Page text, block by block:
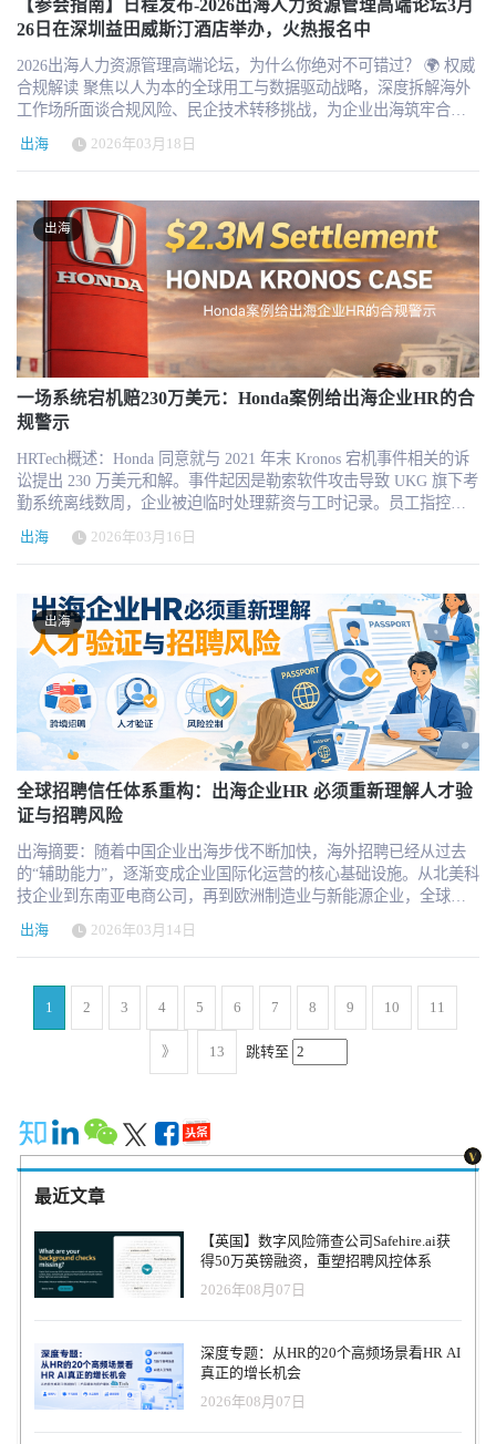
图，持续举办高品质的专业前沿论坛，表彰认可业内先进。 【出
海】2026出海人力资源管理高端论坛将于7月17日上海举办！企业扬
帆海外，HR保驾护航！ 企业HR免费抢票链接：
http://hrnext.cn/dTDfW 也欢迎更多出海HR机构合作联系！
结束，在场参会人员纷纷表示，本次论坛不仅收获了前沿的出海 HR
管理知识，更结识了志同道合的行业伙伴，为企业后续全球化布局
提供了重要支撑。 至此，由HRTech主办的「2026出海人力资源管理
高端论坛」深圳站圆满收官。印证了出海人力资源管理在企业全球
化进程中的核心价值。从合规风控到跨文化管理，从战略规划到落
地实践，出海 HR 正从 “事务性支持” 向 “战略引领” 加速转型，成为
中国企业扬帆海外的关键护航力量。 再次感谢我们的分享嘉宾、合
基础设施层。LinkedIn 与 Indeed 是其中最具代表性的两家。
LinkedIn 作为全球最大的职业社交网络，已经成为中高端人才招聘
准搜索候选人，同时通过公司主页与内容传播建立雇主品牌。Indeed
则更像是一个全球招聘搜索引擎，它整合了大量招聘网站的信息资
源，并通过职位聚合与关键词匹配形成巨大的流量入口。对于许多
企业来说，LinkedIn 与 Indeed 构成了海外招聘的基础平台组合。 然
透率和用户活跃度。例如在北美市场，除了 LinkedIn 和 Indeed 之
外，ZipRecruiter、Handshake 与 Snagajob 也占据重要位置。
ZipRecruiter 是美国中小企业常用的招聘平台之一，而 Handshake 则
是北美校园招聘的重要渠道，与超过 1500 所大学建立合作关系。
Snagajob 则专注于小时工和服务业岗位，在餐饮、零售和物流行业
中具有较高的使用率。 欧洲招聘市场则呈现出明显的区域平台结
构。StepStone 是欧洲最大的招聘平台之一，覆盖德国、英国、比利
时等多个国家，并支持多语言招聘。Totaljobs 是英国重要的招聘门
户之一，在本地企业招聘中拥有较高使用率。Reed 也是英国非常重
要的招聘平台之一，它不仅提供职位发布和简历搜索服务，还整合
职业培训课程，形成“招聘 + 职业发展”的平台模式。与此同时，
Xing 在德国、奥地利和瑞士等德语区市场依然具有重要影响力。许
多德国企业在招聘时会同时使用 LinkedIn 与 Xing，以同时覆盖国际
人才和本土人才。 在亚洲招聘市场，区域平台的作用更加明显。东
南亚招聘平台中，JobStreet 与 JobsDB 是最具代表性的两家平台，这
两个平台目前隶属于 SEEK 集团，并在新加坡、马来西亚、菲律宾
台，主要面向蓝领和服务业岗位。VietnamWorks 则是越南本地招聘
市场的重要平台之一。与此同时，Naukri 在印度招聘市场几乎占据
主导地位，是技术岗位和工程师招聘的重要渠道。 中东地区的招聘
平台结构同样具有明显的区域特色。Bayt 是中东和北非地区规模最
大的招聘平台之一，覆盖多个阿拉伯国家。GulfTalent 则更加专注于
中高端岗位和管理岗位招聘，在海湾国家企业招聘中使用率较高。
NaukriGulf 主要连接印度人才与海湾国家企业，是跨区域人才流动
的重要渠道。Laimoon 与 Akhtaboot 也是中东地区较有影响力的招聘
平台，许多企业在招聘本地人才时会同时使用这些平台。 非洲招聘
市场则呈现出明显的区域分散结构。Jobberman 是西非最具影响力的
招聘平台之一，尤其在尼日利亚招聘市场占据重要地位。
BrighterMonday 则是东非地区的重要招聘网站，在肯尼亚和坦桑尼
亚拥有较高使用率。MyJobMag 同样是西非招聘市场的重要平台，主
要服务尼日利亚和加纳等国家。南非市场则主要由 Pnet 与
有较高渗透率。 从全球招聘平台结构可以看出，海外招聘并不存在
所谓的“万能平台”。真正有效的招聘策略，往往不是依赖单一平台，
JobStreet 和 JobsDB 往往是基础渠道，而 LinkedIn 则用于中高端岗
岗位需求。在中东地区，Bayt 与 LinkedIn 的组合往往能够取得更好
的招聘效果。 正因为全球招聘平台生态极为复杂，系统化的信息整
梳理。通过结构化的信息地图，企业可以更清晰地理解全球招聘市
场格局，从而在进入新市场时快速选择合适的平台组合。 对于出海
企业而言，真正需要建立的并不是某一个招聘渠道，而是一套全球
招聘能力。企业需要理解不同地区的人才分布结构、平台使用习惯
只有在理解全球招聘平台生态的基础上，企业才能在陌生市场中更
高效地获取人才，为业务扩张建立稳固的人才基础。 海外主流招聘
平台（Global Recruiting Platforms） 全球平台（Global Platforms）
全球最大的职位搜索引擎之一，覆盖超过60个国家，是很多企业发
布职位的基础渠道。 北美（North America） Wellfound（原
AngelList Talent）https://wellfound.com 主要面向科技公司与创业企
【参会指南】日程发布-2026出海人力资源管理高端论坛3月
26日在深圳益田威斯汀酒店举办，火热报名中
2026出海人力资源管理高端论坛，为什么你绝对不可错过？ 🌍 权威
合规解读 聚焦以人为本的全球用工与数据驱动战略，深度拆解海外
工作场所面谈合规风险、民企技术转移挑战，为企业出海筑牢合规
音、旗滨集团等头部出海企业实战派专家，分享东南亚运营管理、
品牌破局路径，从战略到落地，手把手教你搞定跨文化冲突与全球
人才管理。 💡 精准痛点直击 覆盖「全球用工合规管理」「出海品牌
破局」「东南亚运营实践」「HR 助力企业出海」等核心议题，每一
场分享都直击企业出海 HR 管理的真问题、真需求。 🤝 高质量人脉
拓展 与 150 + 出海企业 HR 负责人、行业专家面对面交流，精准链
接出海圈层资源，搭建长期合作与互助的专业人脉网络。 🎯 专属服
务对接 现场对接Remote People等出海 HR 解决方案服务商，高效匹
配全球用工管理工具与服务资源，精准连接优质合作伙伴。 🎁 参会
专属好礼 主办方及合作机构现场派送 2026 新款专属好礼，参会即有
机会领取惊喜福利，满载而归 马上报名！更多精彩尽在3月26日周四
下午的出海论坛现场揭晓！2026 中企出海人力资源管理高端论坛 ·
深圳 企业出海，HR保驾护航！ 时间：2026年3月26日周四 14:00-
用：出海企业HR及高管免费参加，但需审核且通过 HR服务机构及
顾问（非企业内部HR均需购买门票）1980元/人 报名：
http://hrnext.cn/TGFnv3 （扫描文中图片的二维码报名参加） 建议绿
色出行：地铁出行：地铁1号线、2号线、8号线 世界之窗站 A出口即
了解最新的产品与解决方案，并与他们互动交流 2026中国企业出海
人力资源服务指南前发现并了解符合公司需求的出海服务机构 进入
会场后，建议前排就坐，结识当天的好友吧！ 接下来就是最精彩的
高端论坛时刻。。。认真聆听吧 会议全程需佩戴吊带作为参会凭
证，工作人员将随机检查吊牌，离场请返还会议吊牌。会议议程请
关注我们的微信公众号获取或现场日程墙，一切以现场为准。*最新
2026中国企业出海人力资源服务指南会在签到的时候发放，签到后
请注意查收。 *展区收集完成盖章任务，下午13:00开始可到签到台
兑换主办方额外准备的精美礼品。会议日程安排如下图：会议现场
的展台准备了多种精美礼品，欢迎拜访。现场还有特制的HRTech精
美礼品兑换，活动详情可见现场海报。*特别注意：会场中我们鼓励
互动交流，但是坚决制止未经允许的商业推广行为。同时，主办方
不会在现场组建微信群、小程序等，请注意甄别，随时可以跟我们
反馈，保护自己的信息安全。请关注HRTechChina微信公众号作为唯
一信息途径。 会议核心互动会通过微信公众号完成（论坛日程、参
会守则、照片直播、榜单、云图新版等）联系我们： 科科@HRTech
三楼 费用：出海企业HR及高管免费参加，但需审核且通过 HR服务
机构及顾问（非企业内部HR均需购买门票）1980元/人 报名：
http://hrnext.cn/TGFnv3 （扫描文中图片的二维码报名参加） 建议绿
付宝、深圳市韶音科技有限公司、行云集团、晶科能源股份有限公
司、深圳英威腾、珠海派诺科技股份有限公司、腾讯、昂纳、火炬
电子、东莞环力智能、创维、京东科技、TCL、海信集团、神策数
据、南方电网、深圳铂玺科技有限公司、深圳引望智能技术、聚美
医学检验实验室、Ningbo ECO Group、美高梅、迪芬尼、联想、大
森林、平安银行
出海 2026年03月18日
出海
一场系统宕机赔230万美元：Honda案例给出海企业HR的合
规警示
HRTech概述：Honda 同意就与 2021 年末 Kronos 宕机事件相关的诉
讼提出 230 万美元和解。事件起因是勒索软件攻击导致 UKG 旗下考
勤系统离线数周，企业被迫临时处理薪资与工时记录。员工指控
付不足或延迟，并触及美国《公平劳动标准法》相关要求。 2026年3
月，本田（Honda）同意支付230万美元和解金，以解决员工针对工
资与加班费支付问题提起的诉讼。这起案件的背景并不是企业主动
违规，而是源于2021年底的一次技术事故——Kronos考勤系统遭遇
勒索软件攻击，导致系统长时间离线。对于许多企业来说，这次事
件不仅是IT安全问题，更迅速演变为劳动法风险和薪资纠纷。 对于
正在北美运营或计划出海美国的企业来说，Honda案件提供了一个非
常重要的现实案例：即使企业本身没有恶意行为，只要工资支付出
现延迟或计算不准确，仍然可能面临法律责任与赔偿。 Honda案
件：系统宕机如何演变为工资纠纷 根据2026年3月4日提交的法院文
件，在Whatley等人诉Honda Development and Manufacturing of
America, LLC一案中，员工指控公司在Kronos系统停摆期间未能准确
记录员工工时，而是通过估算方式处理。这一做法导致部分员工的
（Fair Labor Standards Act），该法律要求企业准确记录员工工作时
间，并按照规定支付加班费。尽管Honda曾尝试请求法院驳回诉讼，
但法院允许其中一个关键问题继续推进，即企业是否延迟支付了系
统宕机期间产生的加班工资。 最终，Honda选择通过230万美元和解
仍需法院批准，但这一金额已经成为Kronos事件后企业承担法律成
本的又一例证。 Kronos勒索攻击：影响整个HR科技行业 Honda案件
的根源可以追溯到2021年12月。当时UKG（Ultimate Kronos Group）
旗下的Kronos Private Cloud系统遭到勒索软件攻击。为防止攻击扩
散，UKG关闭了相关系统环境，导致大量企业无法访问时间记录和
客户，涉及数千万员工数据。系统停摆持续数周，一些企业甚至花
费两到三个月才完全恢复。 对于HR与Payroll团队来说，这种情况意
味着无法正常记录员工工时，也无法自动计算工资和加班费。许多
企业不得不采用临时方案，例如按照历史工资估算工时、使用Excel
记录时间或先按平均工资发薪，再在系统恢复后进行补算。 然而这
些临时措施在法律层面并不能完全避免风险。一旦员工认为工资计
算错误或加班费支付延迟，企业仍然可能面临劳动纠纷。 多家企业
已支付数千万美元赔偿 Honda并不是唯一受到影响的企业。过去几
年，多家企业因Kronos事件与员工达成和解。 PepsiCo支付约1275万
美元解决员工工资纠纷，涉及约7万名员工。医疗系统Ascension支付
约1970万美元。农业与食品企业Cargill支付约240万美元。UMass
Memorial Health支付约120万美元。餐饮服务公司Sodexo支付约100万
美元。 这些公开案件的赔偿金额已经接近4000万美元。若再加上律
师费用、内部审计成本以及系统恢复费用，企业为Kronos事件付出
的实际成本远高于公开金额。 与此同时，UKG自身也因数据泄露相
出海 2026年03月16日
出海
全球招聘信任体系重构：出海企业HR 必须重新理解人才验
证与招聘风险
出海摘要：随着中国企业出海步伐不断加快，海外招聘已经从过去
的“辅助能力”，逐渐变成企业国际化运营的核心基础设施。从北美科
技企业到东南亚电商公司，再到欧洲制造业与新能源企业，全球化
要升级：身份验证、全球背景调查以及持续风险监测，正在成为HR
技术架构中的新模块。 First Advantage发布的《2026 Global
Workforce Trends Report》为这一变化提供了一个重要观察窗口。报
告基于全球五个地区、九个行业的HR负责人和求职者调研，揭示了
一个值得出海企业HR高度警惕的趋势：全球招聘正在进入“信任体系
重构”的阶段。AI技术、远程工作以及跨国人才流动，使得招聘不再
只是人才匹配的问题，而越来越成为企业风险管理和组织治理的重
解全球招聘趋势，更重要的是帮助企业重新审视自身的海外招聘体
系。 一、全球招聘正在发生什么变化 报告显示，全球招聘市场正在
经历三项明显变化。 首先，招聘真实性问题显著增加。超过四分之
三的招聘管理者表示曾遇到候选人工作经历造假，而接近一半的企
业遇到过身份信息失真或冒用的情况。这一比例在AI技术普及之后
明显上升，因为生成式AI工具能够快速生成高度“优化”的简历和求
职资料。 其次，招聘信任问题正在从企业端扩展到求职者端。报告
显示，超过六成求职者担心自己申请的岗位本身并不真实，这反映
出虚假招聘信息、雇主身份冒用以及招聘诈骗等问题在全球范围内
的增加。 第三，背景调查和身份验证的作用正在发生变化。越来越
招聘流程中的关键组成部分。未来两年，大多数企业计划增加身份
验证、学历验证、工作经历验证以及持续监测等能力。 换句话说，
招聘体系正在从“速度导向”转向“信任导向”。 二、为什么这些变化
出海 2026年03月14日
1 2 3 4 5 6 7 8 9 10 11
》 13 跳转至
最近文章
【英国】数字风险筛查公司Safehire.ai获
得50万英镑融资，重塑招聘风控体系
2026年08月07日
深度专题：从HR的20个高频场景看HR AI
真正的增长机会
2026年08月07日